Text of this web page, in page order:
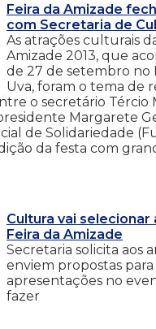
Feira da Amizade
com Secretaria de
As atrações culturais
Amizade 2013, que
de 27 de setembro no
Uva, foram o tema de
o secretário Tércio
Margarete
de Solidariedade
da festa com
Cultura vai selecionar
Feira da Amizade
Secretaria solicita aos
enviem propostas para
apresentações no
fazer